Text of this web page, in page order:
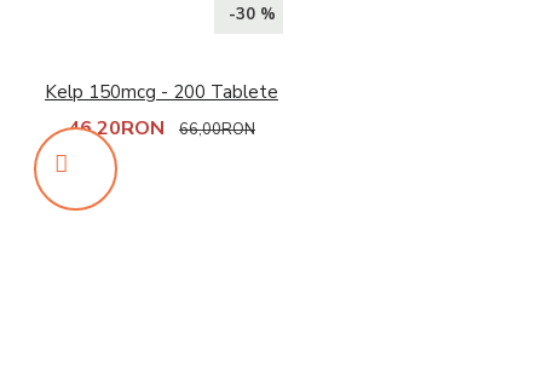
-30 %
Kelp 150mcg - 200 Tablete
46,20RON 66,00RON